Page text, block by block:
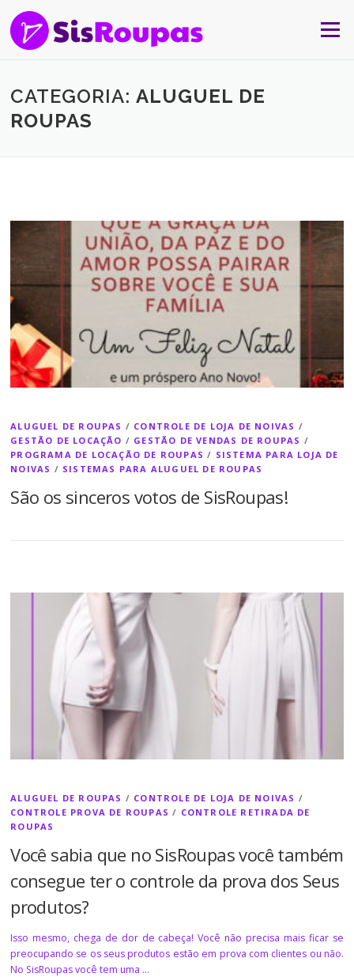
Menu
CATEGORIA:ALUGUEL DE
ROUPAS
ALUGUEL DE ROUPAS / CONTROLE DE LOJA DE NOIVAS /
GESTÃO DE LOCAÇÃO / GESTÃO DE VENDAS DE ROUPAS /
PROGRAMA DE LOCAÇÃO DE ROUPAS / SISTEMA PARA LOJA DE
NOIVAS / SISTEMAS PARA ALUGUEL DE ROUPAS
São os sinceros votos de SisRoupas!
ALUGUEL DE ROUPAS / CONTROLE DE LOJA DE NOIVAS /
CONTROLE PROVA DE ROUPAS / CONTROLE RETIRADA DE
ROUPAS
Você sabia que no SisRoupas você também
consegue ter o controle da prova dos Seus
produtos?
Isso mesmo, chega de dor de cabeça! Você não precisa mais ficar se
preocupando se os seus produtos estão em prova com clientes ou não.
No SisRoupas você tem uma …